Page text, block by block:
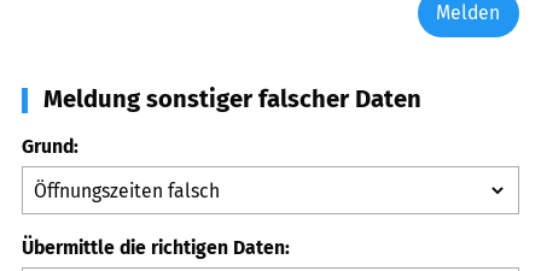
Melden
Meldung sonstiger falscher Daten
Grund:
Übermittle die richtigen Daten: